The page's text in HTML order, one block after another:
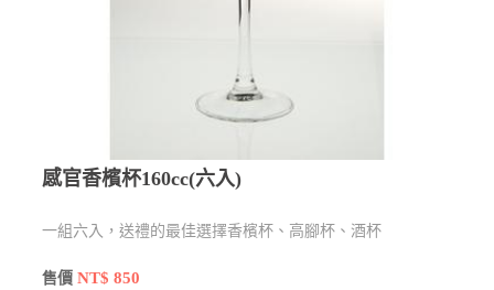
感官香檳杯160cc(六入)
一組六入，送禮的最佳選擇香檳杯、高腳杯、酒杯
售價NT$ 850